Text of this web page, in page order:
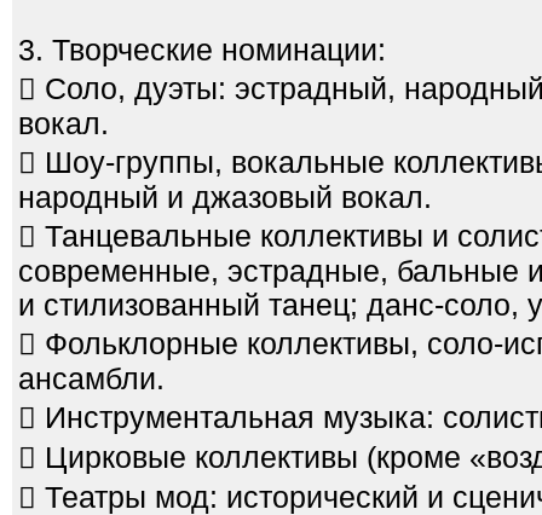
3. Творческие номинации:
 Соло, дуэты: эстрадный,
вокал.
 Шоу-группы, вокальные
народный и джазовый вокал.
 Танцевальные коллективы и
современные, эстрадные, бальные
и стилизованный танец; данс-соло,
 Фольклорные коллективы, соло-
ансамбли.
 Инструментальная музыка:
 Цирковые коллективы (кроме
 Театры мод: исторический и